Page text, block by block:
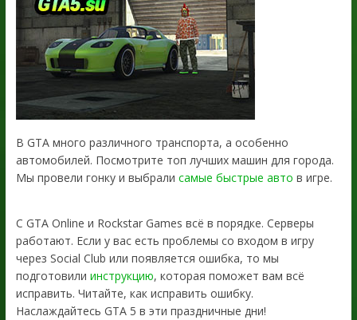
В GTA много различного транспорта, а особенно
автомобилей. Посмотрите топ лучших машин для города.
Мы провели гонку и выбрали самые быстрые авто в игре.
С GTA Online и Rockstar Games всё в порядке. Серверы
работают. Если у вас есть проблемы со входом в игру
через Social Club или появляется ошибка, то мы
подготовили инструкцию, которая поможет вам всё
исправить. Читайте, как исправить ошибку.
Наслаждайтесь GTA 5 в эти праздничные дни!